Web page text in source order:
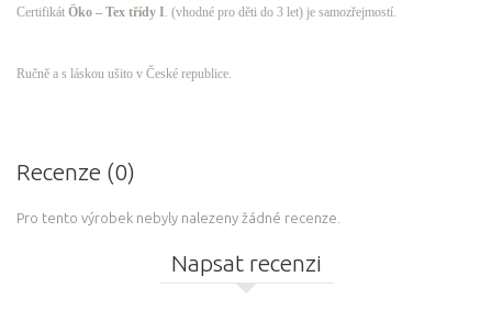
Certifikát Öko – Tex třídy I. (vhodné pro děti do 3 let) je samozřejmostí.
Ručně a s láskou ušito v České republice.
Recenze (0)
Pro tento výrobek nebyly nalezeny žádné recenze.
Napsat recenzi